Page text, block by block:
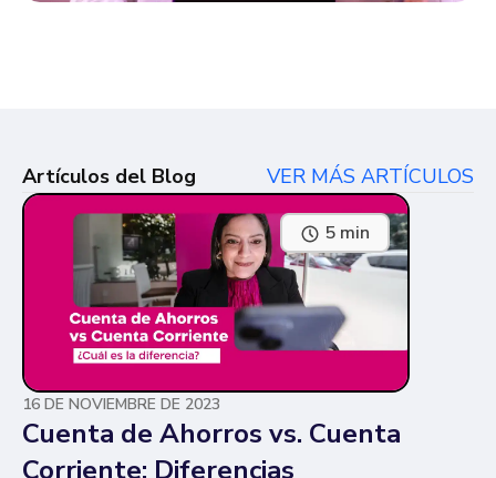
Artículos del Blog VER MÁS ARTÍCULOS
5 min
16 DE NOVIEMBRE DE 2023
Cuenta de Ahorros vs. Cuenta
Corriente: Diferencias